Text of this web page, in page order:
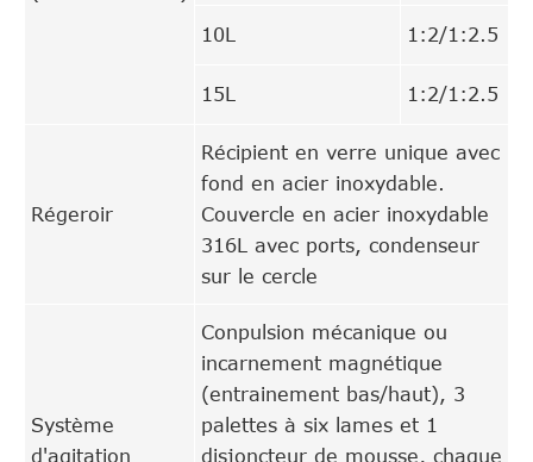
10L 1:2/1:2.5
15L 1:2/1:2.5
Régeroir
Récipient en verre unique avec
fond en acier inoxydable.
Couvercle en acier inoxydable
316L avec ports, condenseur
sur le cercle
Système
d'agitation
Conpulsion mécanique ou
incarnement magnétique
(entrainement bas/haut), 3
palettes à six lames et 1
disjoncteur de mousse, chaque